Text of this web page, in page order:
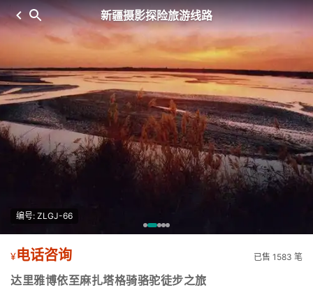
新疆摄影探险旅游线路
编号: ZLGJ-66
¥电话咨询 已售 1583 笔
达里雅博依至麻扎塔格骑骆驼徒步之旅